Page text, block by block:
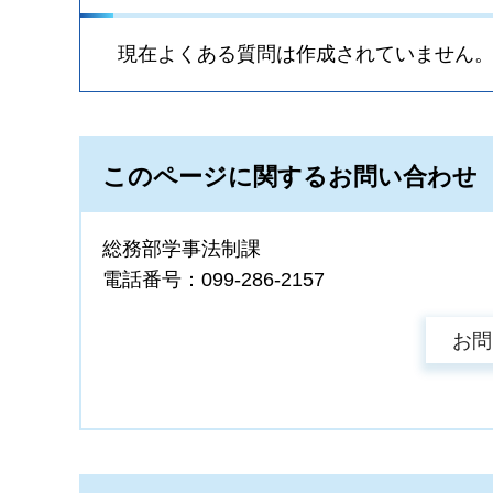
現在よくある質問は作成されていません。
このページに関するお問い合わせ
総務部学事法制課
電話番号：099-286-2157